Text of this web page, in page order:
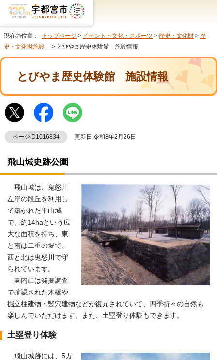
現在の位置： トップページ > イベント・文化・スポーツ > 歴史・文化財 > 歴
史・文化財施設
> とびやま歴史体験館 施設情報
とびやま歴史体験館 施設情報
ページID1016834 更新日 令和8年2月26日
飛山城史跡公園
飛山城は、鬼怒川
左岸の段丘を利用し
て築かれた平山城
で、約14haという広
大な面積を持ち、東
と南は二重の堀で、
西と北は鬼怒川で守
られています。
園内には発掘調査
で確認された木橋や
掘立柱建物・竪穴建物などが復元されていて、四季折々の自然も
楽しんでいただけます。また、土塁登り体験もできます。
土塁登り体験
飛山城跡には、5カ